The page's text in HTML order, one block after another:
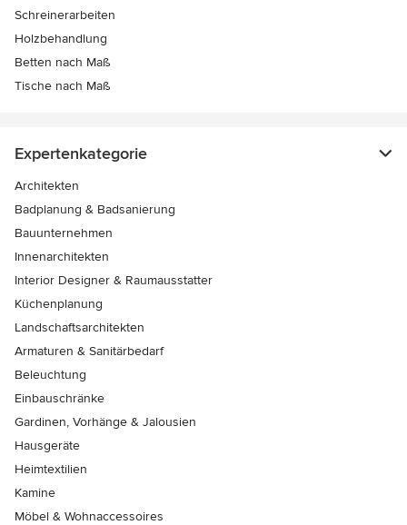
Schreinerarbeiten
Holzbehandlung
Betten nach Maß
Tische nach Maß
Expertenkategorie
Architekten
Badplanung & Badsanierung
Bauunternehmen
Innenarchitekten
Interior Designer & Raumausstatter
Küchenplanung
Landschaftsarchitekten
Armaturen & Sanitärbedarf
Beleuchtung
Einbauschränke
Gardinen, Vorhänge & Jalousien
Hausgeräte
Heimtextilien
Kamine
Möbel & Wohnaccessoires